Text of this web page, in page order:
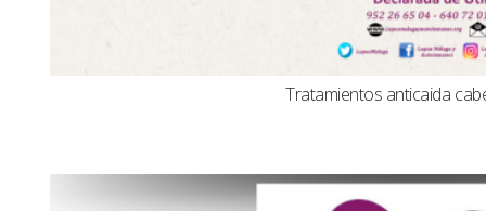
Tratamientos anticaida